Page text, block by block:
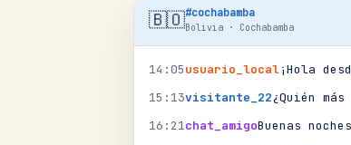
🇧🇴#cochabamba
Bolivia · Cochabamba
14 :05usuario_local¡Hola
15 : 13visitante_22¿Quién más
16 : 21chat_amigoBuenas